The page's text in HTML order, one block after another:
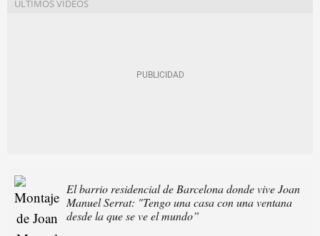
El barrio residencial de Barcelona donde vive Joan
Manuel Serrat: "Tengo una casa con una ventana
desde la que se ve el mundo”